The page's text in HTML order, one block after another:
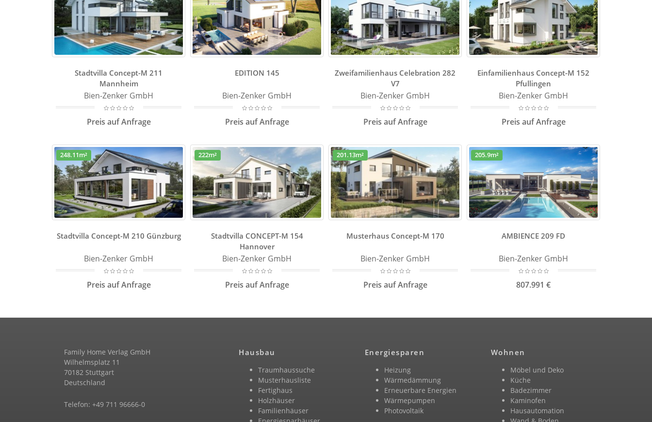
Stadtvilla Concept-M 211
Mannheim
Bien-Zenker GmbH
Preis auf Anfrage
EDITION 145
Bien-Zenker GmbH
Preis auf Anfrage
Zweifamilienhaus Celebration 282
V7
Bien-Zenker GmbH
Preis auf Anfrage
Einfamilienhaus Concept-M 152
Pfullingen
Bien-Zenker GmbH
Preis auf Anfrage
248.11m²
Stadtvilla Concept-M 210 Günzburg
Bien-Zenker GmbH
Preis auf Anfrage
222m²
Stadtvilla CONCEPT-M 154
Hannover
Bien-Zenker GmbH
Preis auf Anfrage
201.13m²
Musterhaus Concept-M 170
Bien-Zenker GmbH
Preis auf Anfrage
205.9m²
AMBIENCE 209 FD
Bien-Zenker GmbH
807.991 €
Family Home Verlag GmbH
Wilhelmsplatz 11
70182 Stuttgart
Deutschland
Telefon: +49 711 96666-0
Hausbau
Traumhaussuche
Musterhausliste
Fertighaus
Holzhäuser
Familienhäuser
Energiesparen
Heizung
Wärmedämmung
Erneuerbare Energien
Wärmepumpen
Photovoltaik
Wohnen
Möbel und Deko
Küche
Badezimmer
Kaminofen
Hausautomation